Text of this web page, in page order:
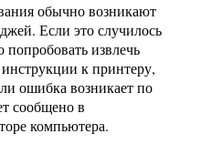
обычно возникают
Если это случилось
извлечь
к принтеру,
ошибка возникает по
сообщено в
компьютера.